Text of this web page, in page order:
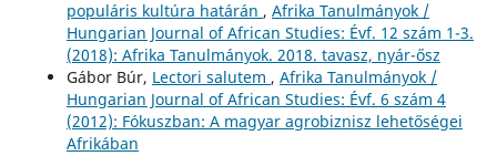
populáris kultúra határán , Afrika Tanulmányok /
Hungarian Journal of African Studies: Évf. 12 szám 1-3.
(2018): Afrika Tanulmányok. 2018. tavasz, nyár-ősz
Gábor Búr, Lectori salutem , Afrika Tanulmányok /
Hungarian Journal of African Studies: Évf. 6 szám 4
(2012): Fókuszban: A magyar agrobiznisz lehetőségei
Afrikában